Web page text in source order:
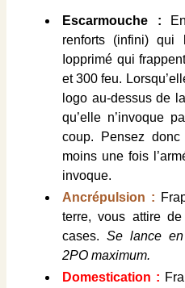
Escarmouche :
renforts (infini) qui
Iopprimé qui
et 300 feu.
logo au-dessus de
qu’elle n’invoque
coup. Pensez
moins une fois
invoque.
Ancrépulsion :
terre, vous attire
cases. Se lance en
2PO maximum.
Domestication :